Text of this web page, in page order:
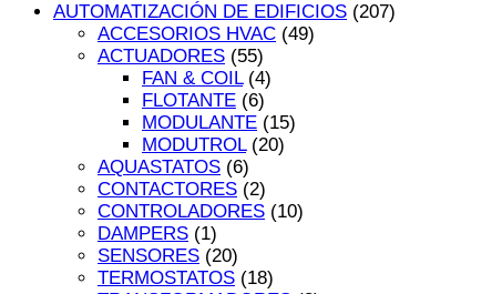
AUTOMATIZACIÓN DE EDIFICIOS (207)
ACCESORIOS HVAC (49)
ACTUADORES (55)
FAN & COIL (4)
FLOTANTE (6)
MODULANTE (15)
MODUTROL (20)
AQUASTATOS (6)
CONTACTORES (2)
CONTROLADORES (10)
DAMPERS (1)
SENSORES (20)
TERMOSTATOS (18)